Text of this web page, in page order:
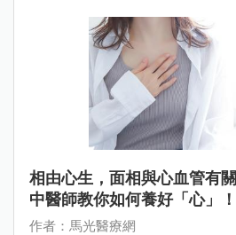
相由心生，面相與心血管有
中醫師教你如何養好「心」！
作者：馬光醫療網